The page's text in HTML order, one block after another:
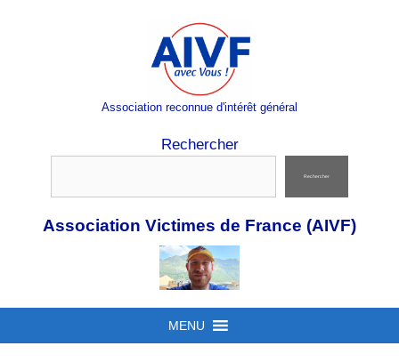
Association reconnue d'intérêt général
Rechercher
Rechercher
Association Victimes de France (AIVF)
MENU